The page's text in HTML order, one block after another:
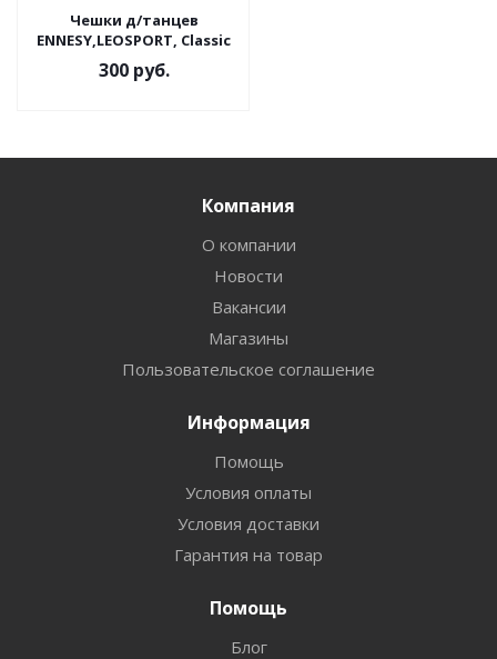
Чешки д/танцев
ENNESY,LEOSPORT, Classic
300руб.
Компания
О компании
Новости
Вакансии
Магазины
Пользовательское соглашение
Информация
Помощь
Условия оплаты
Условия доставки
Гарантия на товар
Помощь
Блог